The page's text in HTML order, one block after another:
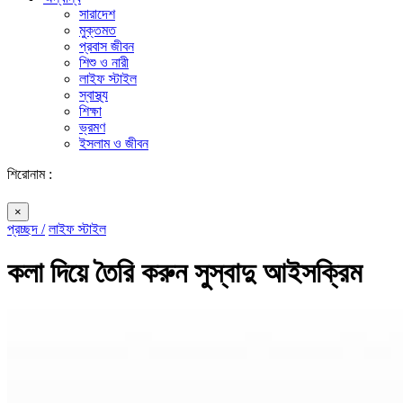
সারাদেশ
মুক্তমত
প্রবাস জীবন
শিশু ও নারী
লাইফ স্টাইল
স্বাস্থ্য
শিক্ষা
ভ্রমণ
ইসলাম ও জীবন
শিরোনাম :
×
প্রচ্ছদ / লাইফ স্টাইল
কলা দিয়ে তৈরি করুন সুস্বাদু আইসক্রিম